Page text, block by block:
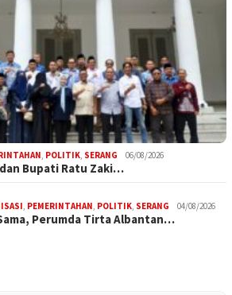
POLITIK SERANG 06/08/2026
Bupati Ratu Zaki…
PEMERINTAHAN POLITIK SERANG 04/08/2026
Perumda Tirta Albantan…